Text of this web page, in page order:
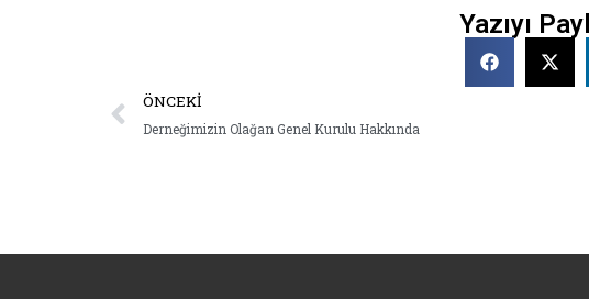
Yazıyı
ÖNCEKI
Derneğimizin Olağan Genel Kurulu Hakkında